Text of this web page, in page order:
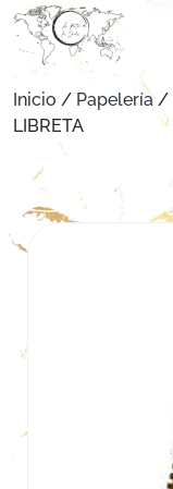
Inicio / Papelería /
LIBRETA